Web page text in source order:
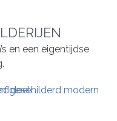
en een eigentijdse